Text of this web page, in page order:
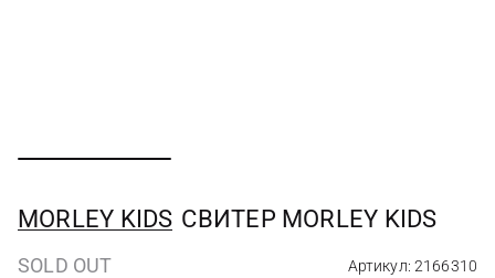
MORLEY KIDS СВИТЕР MORLEY KIDS
SOLD OUT Артикул: 2166310